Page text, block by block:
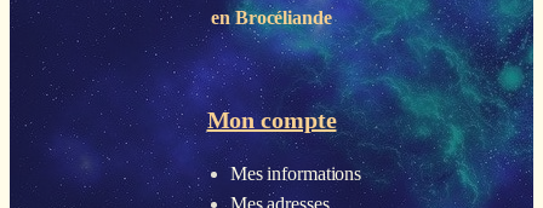
en Brocéliande
Mon compte
Mes informations